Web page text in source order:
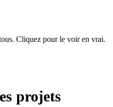
Cliquez pour le voir en vrai.
projets